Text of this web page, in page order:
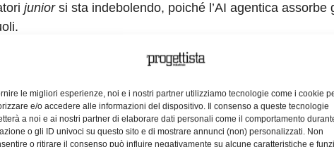
le migliori esperienze, noi e i nostri partner utilizziamo tecnologie come i cookie
e/o accedere alle informazioni del dispositivo. Il consenso a queste tecnologie
a noi e ai nostri partner di elaborare dati personali come il comportamento
o gli ID univoci su questo sito e di mostrare annunci (non) personalizzati. Non
o ritirare il consenso può influire negativamente su alcune caratteristiche e
juniorsi sta indebolendo, poiché l’AI agentica assorbe
si sono spostate da ruoli ingegneristici generici
architetture. Questo approccio ha anche supportato i
fosse concentrato su progettazione e supervisione ad
le lacune di competenze attuali, ma anche come